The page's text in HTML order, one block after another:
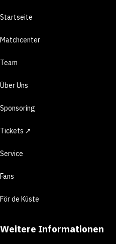
Startseite
Matchcenter
Team
Über Uns
Sponsoring
Tickets ↗
Service
Fans
För de Küste
Weitere Informationen